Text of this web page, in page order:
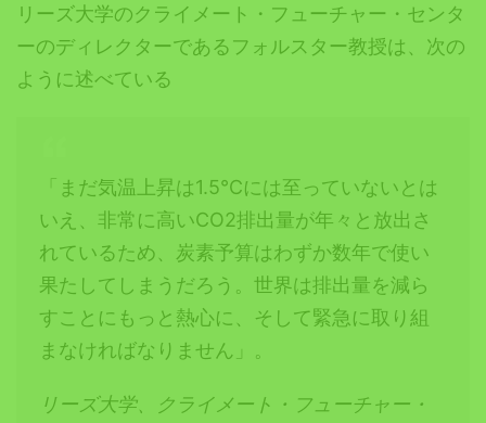
リーズ大学のクライメート・フューチャー・センタ
ーのディレクターであるフォルスター教授は、次の
ように述べている
「まだ気温上昇は1.5℃には至っていないとは
いえ、非常に高いCO2排出量が年々と放出さ
れているため、炭素予算はわずか数年で使い
果たしてしまうだろう。世界は排出量を減ら
すことにもっと熱心に、そして緊急に取り組
まなければなりません」。
リーズ大学、クライメート・フューチャー・